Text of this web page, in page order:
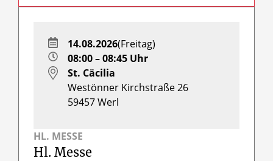
HL. MESSE
Hl. Messe
14.08.2026(Freitag)
08:00 – 08:45 Uhr
St. Cäcilia
Westönner Kirchstraße 26
59457Werl